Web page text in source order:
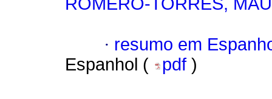
· resumo em
Espanhol (
pdf )